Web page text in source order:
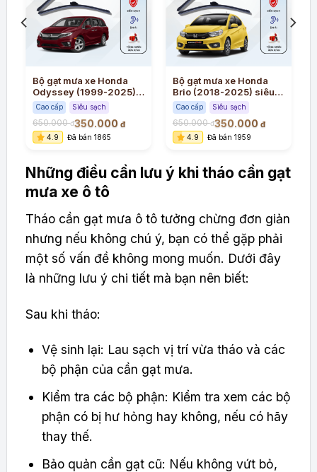
Bộ gạt mưa xe Honda
Odyssey (1999-2025)
siêu sạch siêu êm
Cao cấp Siêu sạch
650.000đ350.000đ
4.9 Đã bán 1865
Bộ gạt mưa xe Honda
Brio (2018-2025) siêu
sạch siêu êm
Cao cấp Siêu sạch
650.000đ350.000 đ
4.9 Đã bán 1959
Những điều cần lưu ý khi tháo cần gạt
mưa xe ô tô
Tháo cần gạt mưa ô tô tưởng chừng đơn giản
nhưng nếu không chú ý, bạn có thể gặp phải
một số vấn đề không mong muốn. Dưới đây
là những lưu ý chi tiết mà bạn nên biết:
Sau khi tháo:
Vệ sinh lại: Lau sạch vị trí vừa tháo và các
bộ phận của cần gạt mưa.
Kiểm tra các bộ phận: Kiểm tra xem các bộ
phận có bị hư hỏng hay không, nếu có hãy
thay thế.
Bảo quản cần gạt cũ: Nếu không vứt bỏ,